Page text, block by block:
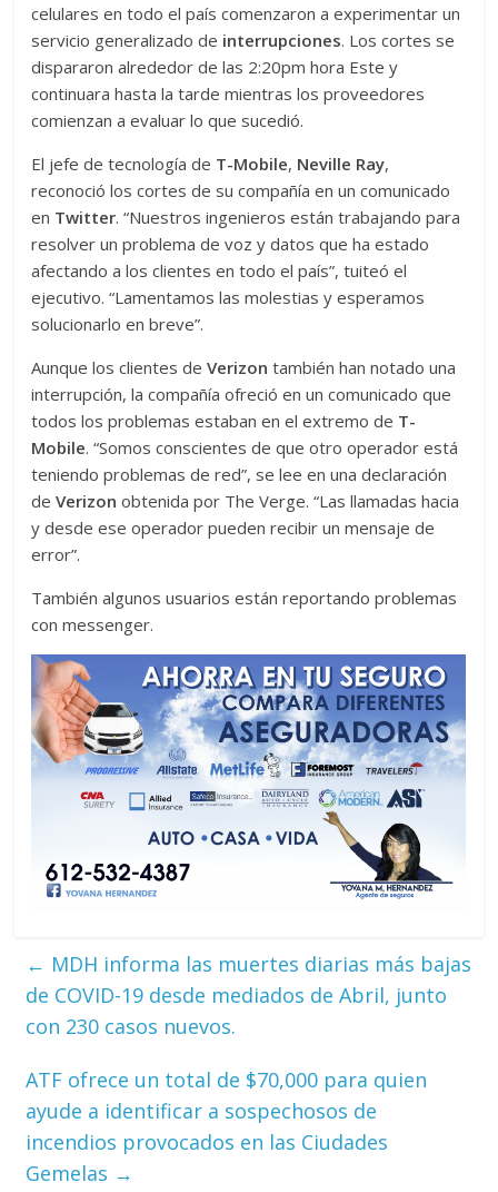
celulares en todo el país comenzaron a experimentar un
servicio generalizado de interrupciones. Los cortes se
dispararon alrededor de las 2:20pm hora Este y
continuara hasta la tarde mientras los proveedores
comienzan a evaluar lo que sucedió.
El jefe de tecnología de T-Mobile, Neville Ray,
reconoció los cortes de su compañía en un comunicado
en Twitter. “Nuestros ingenieros están trabajando para
resolver un problema de voz y datos que ha estado
afectando a los clientes en todo el país”, tuiteó el
ejecutivo. “Lamentamos las molestias y esperamos
solucionarlo en breve”.
Aunque los clientes deVerizon también han notado una
interrupción, la compañía ofreció en un comunicado que
todos los problemas estaban en el extremo de T-
Mobile. “Somos conscientes de que otro operador está
teniendo problemas de red”, se lee en una declaración
deVerizon obtenida por The Verge. “Las llamadas hacia
y desde ese operador pueden recibir un mensaje de
error”.
También algunos usuarios están reportando problemas
con messenger.
← MDH informa las muertes diarias más bajas
de COVID-19 desde mediados de Abril, junto
con 230 casos nuevos.
ATF ofrece un total de $70,000 para quien
ayude a identificar a sospechosos de
incendios provocados en las Ciudades
Gemelas →